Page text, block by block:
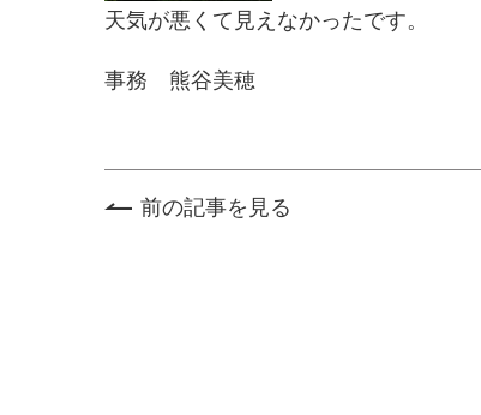
天気が悪くて見えなかったです。
事務 熊谷美穂
前の記事を見る